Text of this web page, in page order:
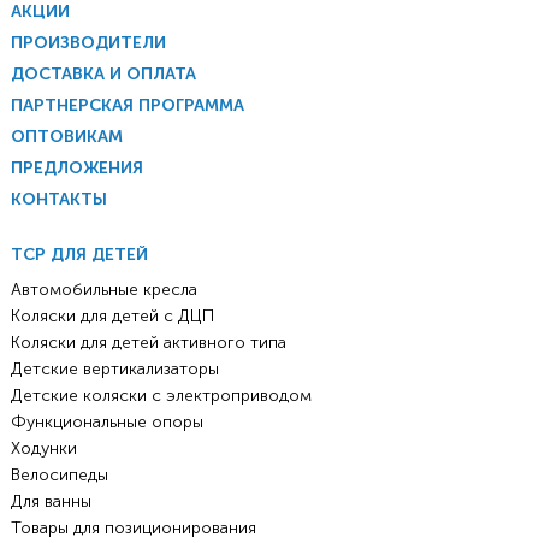
АКЦИИ
ПРОИЗВОДИТЕЛИ
ДОСТАВКА И ОПЛАТА
ПАРТНЕРСКАЯ ПРОГРАММА
ОПТОВИКАМ
ПРЕДЛОЖЕНИЯ
КОНТАКТЫ
ТСР ДЛЯ ДЕТЕЙ
Автомобильные кресла
Коляски для детей с ДЦП
Коляски для детей активного типа
Детские вертикализаторы
Детские коляски с электроприводом
Функциональные опоры
Ходунки
Велосипеды
Для ванны
Товары для позиционирования